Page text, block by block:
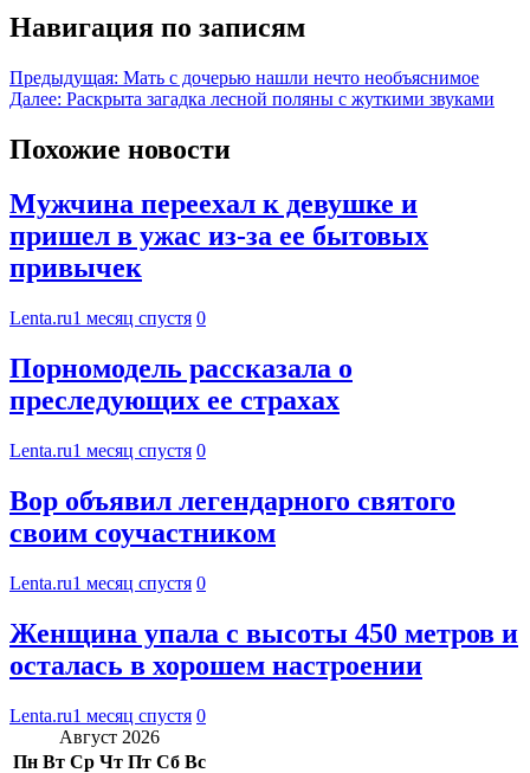
Навигация по записям
Предыдущая: Мать с дочерью нашли нечто необъяснимое
Далее: Раскрыта загадка лесной поляны с жуткими звуками
Похожие новости
Мужчина переехал к девушке и
пришел в ужас из-за ее бытовых
привычек
Lenta.ru1 месяц спустя 0
Порномодель рассказала о
преследующих ее страхах
Lenta.ru1 месяц спустя 0
Вор объявил легендарного святого
своим соучастником
Lenta.ru1 месяц спустя 0
Женщина упала с высоты 450 метров и
осталась в хорошем настроении
Lenta.ru1 месяц спустя 0
Август 2026
Пн Вт Ср Чт Пт Сб Вс